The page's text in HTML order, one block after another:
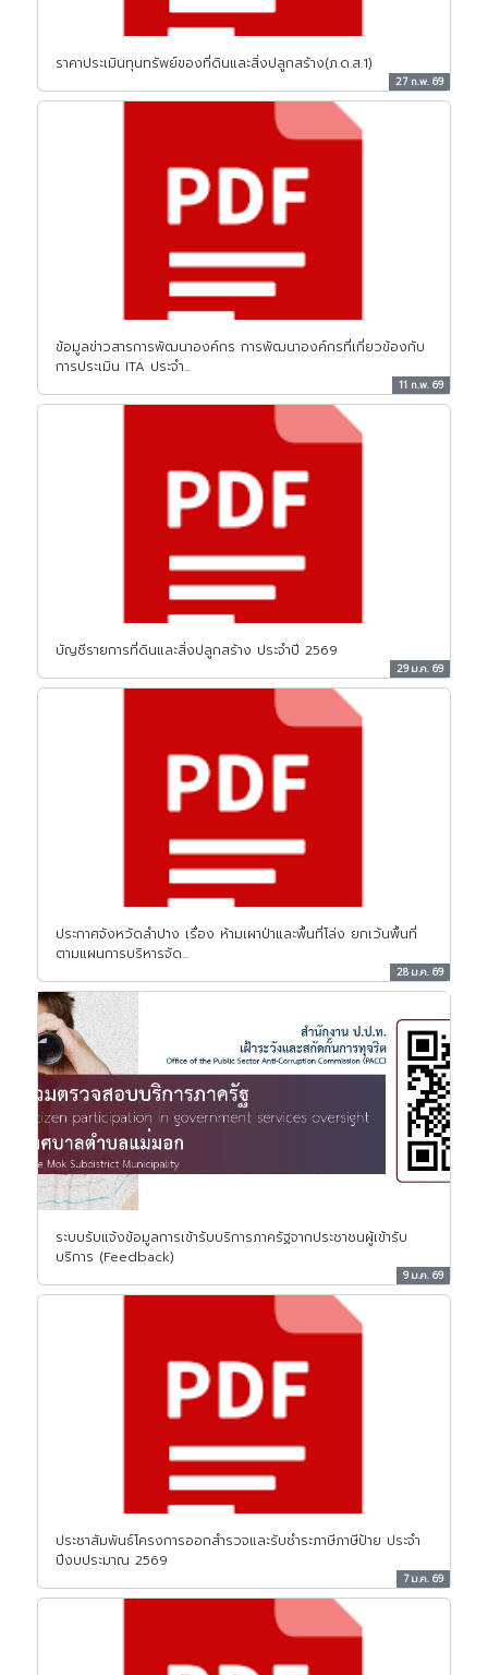
ราคาประเมินทุนทรัพย์ของที่ดินและสิ่งปลูกสร้าง(ภ.ด.ส.1)
27 ก.พ. 69
ข้อมูลข่าวสารการพัฒนาองค์กร การพัฒนาองค์กรที่เกี่ยวข้องกับ
การประเมิน ITA ประจำ...
11 ก.พ. 69
บัญชีรายการที่ดินและสิ่งปลูกสร้าง ประจำปี 2569
29 ม.ค. 69
ประกาศจังหวัดลำปาง เรื่อง ห้ามเผาป่าและพื้นที่โล่ง ยกเว้นพื้นที่
ตามแผนการบริหารจัด...
28 ม.ค. 69
ระบบรับแจ้งข้อมูลการเข้ารับบริการภาครัฐจากประชาชนผู้เข้ารับ
บริการ (Feedback)
9 ม.ค. 69
ประชาสัมพันธ์โครงการออกสำรวจและรับชำระภาษีภาษีป้าย ประจำ
ปีงบประมาณ 2569
7 ม.ค. 69